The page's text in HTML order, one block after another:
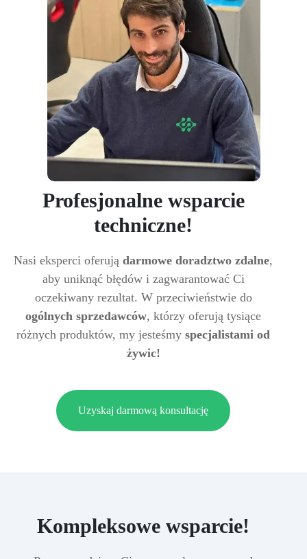
Profesjonalne wsparcie
techniczne!
Nasi eksperci oferują darmowe doradztwo zdalne,
aby uniknąć błędów i zagwarantować Ci
oczekiwany rezultat. W przeciwieństwie do
ogólnych sprzedawców, którzy oferują tysiące
różnych produktów, my jesteśmy specjalistami od
żywic!
Uzyskaj darmową konsultację
Kompleksowe wsparcie!